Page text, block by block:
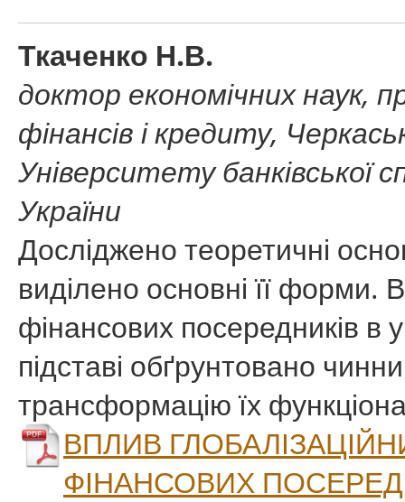
Ткаченко Н.В.
доктор економічних наук,
фінансів і кредиту,
Університету банківської
України
Досліджено теоретичні
виділено основні її форми.
фінансових посередників в
підставі обґрунтовано
трансформацію їх
ВПЛИВ
ФІНАНСОВИХ